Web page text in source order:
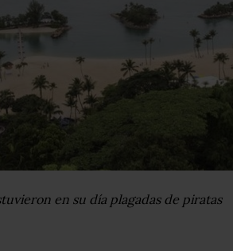
en su día plagadas de piratas